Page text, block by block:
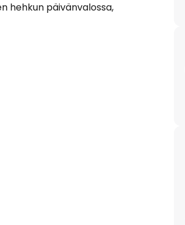
hehkun päivänvalossa,
hohteessaan.
lämpimään
Lamppua
teräselementti, jolle hiukan
kattovalaisin loistaa